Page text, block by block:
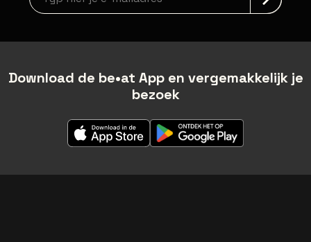
Download de be•at App en vergemakkelijk je
bezoek